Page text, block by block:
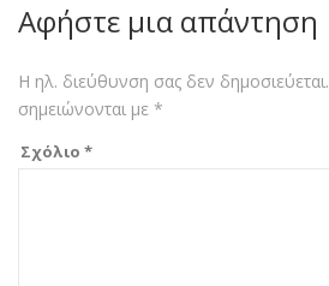
Αφήστε μια απάντηση
Η ηλ. διεύθυνση σας δεν δημοσιεύεται.
σημειώνονται με *
Σχόλιο *